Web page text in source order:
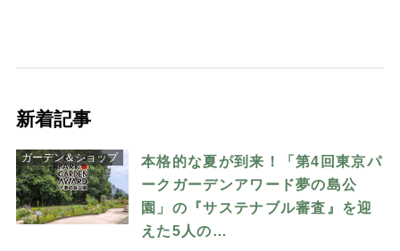
新着記事
ガーデン＆ショップ
本格的な夏が到来！「第4回東京パ
ークガーデンアワード夢の島公
園」の『サステナブル審査』を迎
えた5人の…